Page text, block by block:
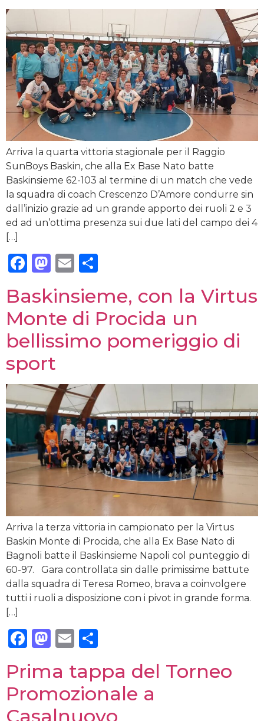
Arriva la quarta vittoria stagionale per il Raggio
SunBoys Baskin, che alla Ex Base Nato batte
Baskinsieme 62-103 al termine di un match che vede
la squadra di coach Crescenzo D’Amore condurre sin
dall’inizio grazie ad un grande apporto dei ruoli 2 e 3
ed ad un’ottima presenza sui due lati del campo dei 4
[…]
Facebook
Mastodon
Email
Baskinsieme, con la Virtus
Monte di Procida un
bellissimo pomeriggio di
sport
Arriva la terza vittoria in campionato per la Virtus
Baskin Monte di Procida, che alla Ex Base Nato di
Bagnoli batte il Baskinsieme Napoli col punteggio di
60-97. Gara controllata sin dalle primissime battute
dalla squadra di Teresa Romeo, brava a coinvolgere
tutti i ruoli a disposizione con i pivot in grande forma.
[…]
Facebook
Mastodon
Email
Prima tappa del Torneo
Promozionale a
Casalnuovo